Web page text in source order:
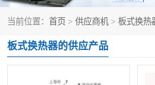
当前位置： 首页 > 供应商机 > 板式换热
板式换热器的供应产品
板式换热器